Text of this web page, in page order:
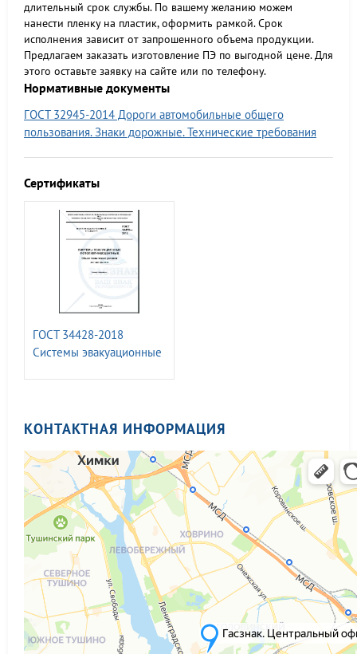
длительный срок службы. По вашему желанию можем
нанести пленку на пластик, оформить рамкой. Срок
исполнения зависит от запрошенного объема продукции.
Предлагаем заказать изготовление ПЭ по выгодной цене. Для
этого оставьте заявку на сайте или по телефону.
Нормативные документы
ГОСТ 32945-2014 Дороги автомобильные общего
пользования. Знаки дорожные. Технические требования
Сертификаты
ГОСТ 34428-2018
Системы эвакуационные
КОНТАКТНАЯ ИНФОРМАЦИЯ